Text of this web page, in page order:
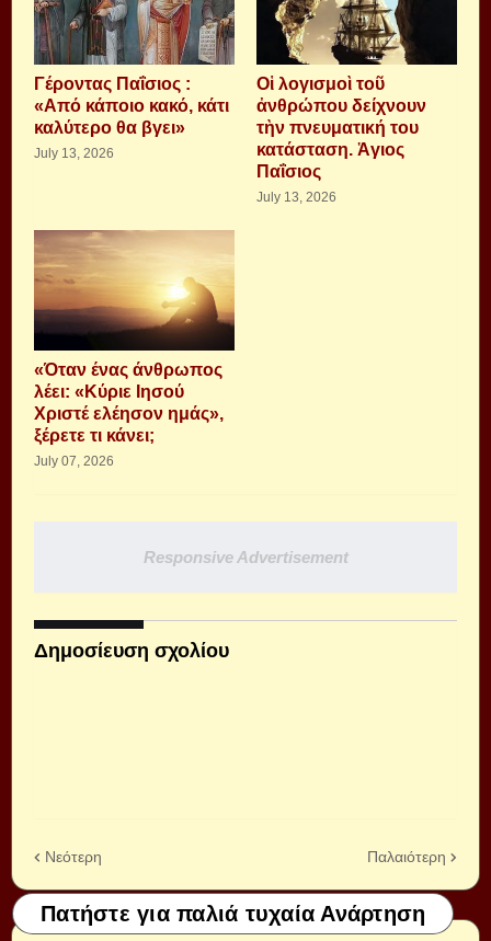
Γέροντας Παΐσιος :
«Από κάποιο κακό, κάτι
καλύτερο θα βγει»
July 13, 2026
Οἱ λογισμοὶ τοῦ
ἀνθρώπου δείχνουν
τὴν πνευματική του
κατάσταση. Ἁγιος
Παΐσιος
July 13, 2026
«Όταν ένας άνθρωπος
λέει: «Κύριε Ιησού
Χριστέ ελέησον ημάς»,
ξέρετε τι κάνει;
July 07, 2026
Responsive Advertisement
Δημοσίευση σχολίου
Νεότερη Παλαιότερη
Πατήστε για παλιά τυχαία Ανάρτηση